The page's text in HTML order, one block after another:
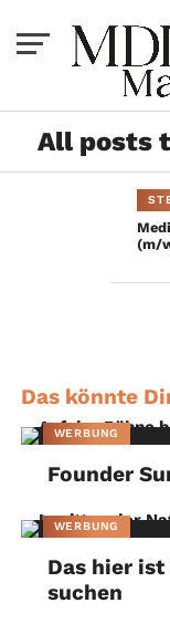
All posts
(m/
Das könnte
WERBUNG
Founder
WERBUNG
Das hier
suchen